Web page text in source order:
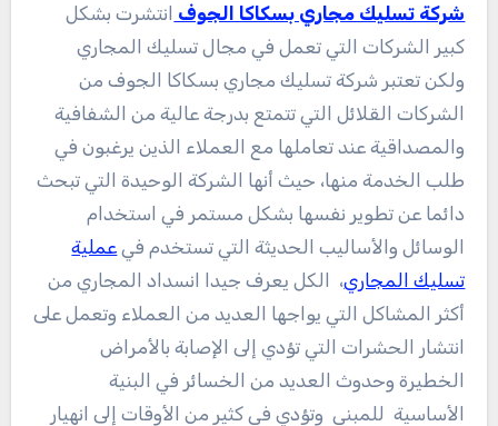
شركة تسليك مجاري بسكاكا الجوف انتشرت بشكل
كبير الشركات التي تعمل في مجال تسليك المجاري
ولكن تعتبر شركة تسليك مجاري بسكاكا الجوف من
الشركات القلائل التي تتمتع بدرجة عالية من الشفافية
والمصداقية عند تعاملها مع العملاء الذين يرغبون في
طلب الخدمة منها، حيث أنها الشركة الوحيدة التي تبحث
دائما عن تطوير نفسها بشكل مستمر في استخدام
الوسائل والأساليب الحديثة التي تستخدم في عملية
تسليك المجاري، الكل يعرف جيدا انسداد المجاري من
أكثر المشاكل التي يواجها العديد من العملاء وتعمل على
انتشار الحشرات التي تؤدي إلى الإصابة بالأمراض
الخطيرة وحدوث العديد من الخسائر في البنية
الأساسية للمبنى وتؤدي في كثير من الأوقات إلى انهيار